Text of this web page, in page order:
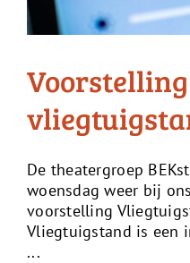
Voorstelling
De theatergroep
woensdag weer bij
voorstelling
Vliegtuigstand is een
...